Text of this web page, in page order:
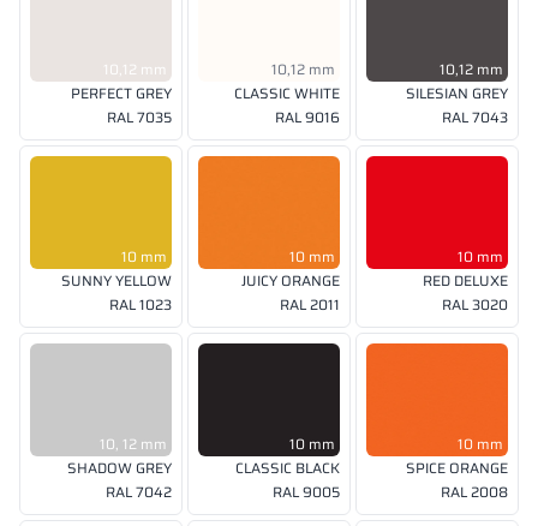
10,12 mm
PERFECT GREY
RAL 7035
10,12 mm
CLASSIC WHITE
RAL 9016
10,12 mm
SILESIAN GREY
RAL 7043
10 mm
SUNNY YELLOW
RAL 1023
10 mm
JUICY ORANGE
RAL 2011
10 mm
RED DELUXE
RAL 3020
10, 12 mm
SHADOW GREY
RAL 7042
10 mm
CLASSIC BLACK
RAL 9005
10 mm
SPICE ORANGE
RAL 2008